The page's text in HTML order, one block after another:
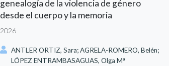
genealogía de la violencia de género
desde el cuerpo y la memoria
2026
ANTLER ORTIZ, Sara; AGRELA-ROMERO, Belén;
LÓPEZ ENTRAMBASAGUAS, Olga Mª